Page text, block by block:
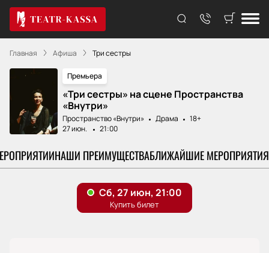
Главная Афиша Три сестры
Премьера
«Три сестры» на сцене Пространства
«Внутри»
Пространство «Внутри» Драма
18+
27 июн.
21:00
НАШИ ПРЕИМУЩЕСТВАБЛИЖАЙШИЕ МЕРОПРИЯТИЯ